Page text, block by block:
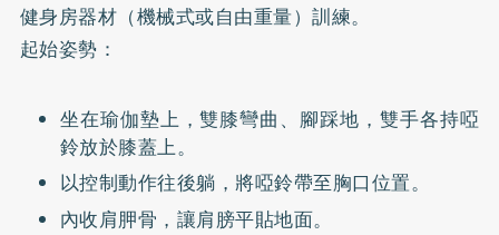
健身房器材（機械式或自由重量）訓練。
起始姿勢：
坐在瑜伽墊上，雙膝彎曲、腳踩地，雙手各持啞
鈴放於膝蓋上。
以控制動作往後躺，將啞鈴帶至胸口位置。
內收肩胛骨，讓肩膀平貼地面。